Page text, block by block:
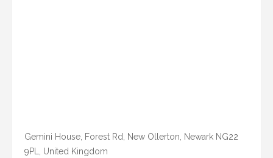
Gemini House, Forest Rd, New Ollerton, Newark NG22
9PL, United Kingdom